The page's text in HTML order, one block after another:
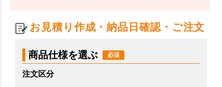
お見積り作成・納品日確認・ご注文
商品仕様を選ぶ
注文区分